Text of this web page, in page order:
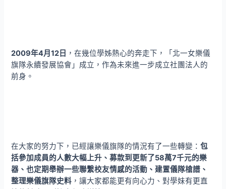
2009年4月12日 ，在幾位學姊熱心的奔走下，「北一女樂儀
旗隊永續發展協會」成立，作為未來進一步成立社團法人的
前身。
在大家的努力下，已經讓樂儀旗隊的情況有了一些轉變：包
括參加成員的人數大幅上升、募款到更新了58萬7千元的樂
器、也定期舉辦一些聯繫校友情感的活動、建置儀隊槍譜、
整理樂儀旗隊史料 ，讓大家都能更有向心力、對學妹有更直